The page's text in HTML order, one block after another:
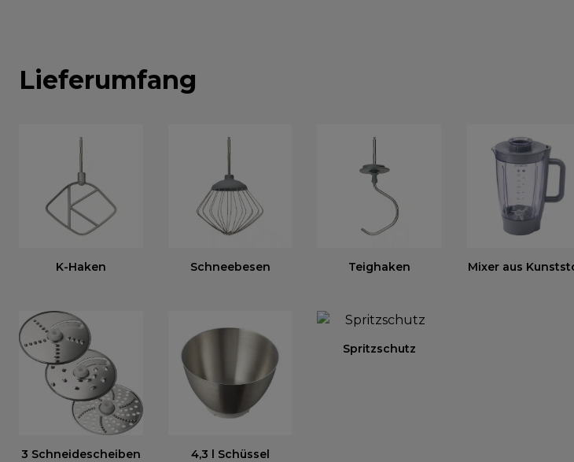
Lieferumfang
K-Haken Schneebesen Teighaken Mixer aus
3 Schneidescheiben 4,3 l Schüssel
Spritzschutz